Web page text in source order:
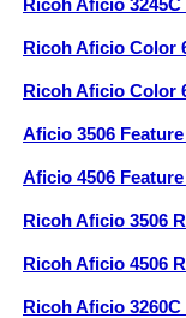
Ricoh Aficio
Ricoh Aficio Color
Ricoh Aficio Color
Aficio 3506
Aficio 4506
Ricoh Aficio 3506
Ricoh Aficio 4506
Ricoh Aficio